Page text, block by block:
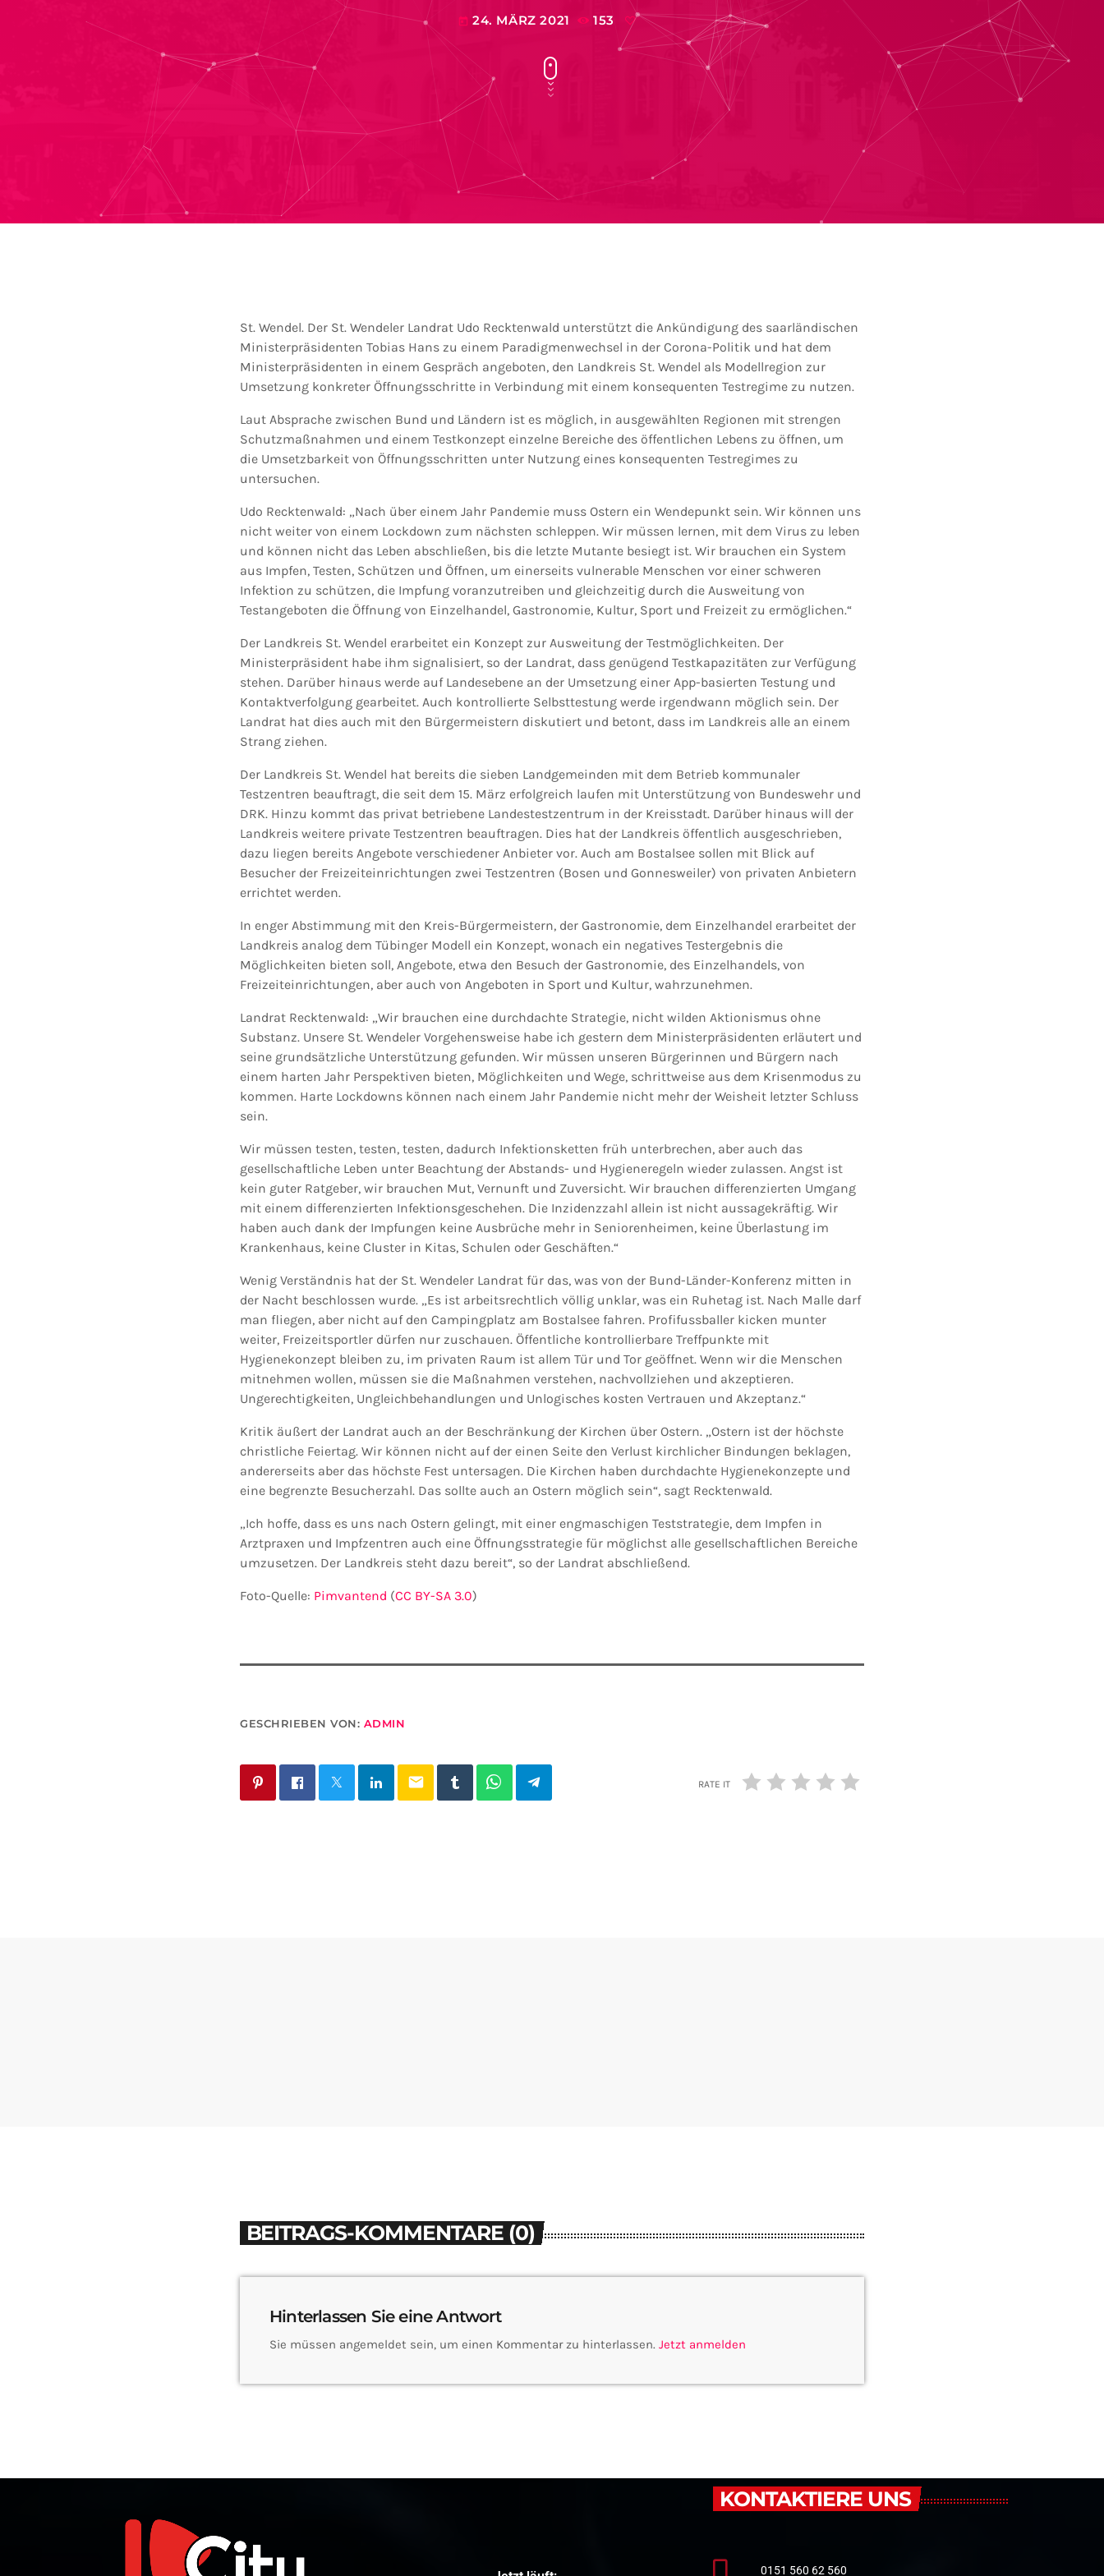
today 24. MÄRZ 2021 153
St. Wendel. Der St. Wendeler Landrat Udo Recktenwald unterstützt die Ankündigung des saarländischen
Ministerpräsidenten Tobias Hans zu einem Paradigmenwechsel in der Corona-Politik und hat dem
Ministerpräsidenten in einem Gespräch angeboten, den Landkreis St. Wendel als Modellregion zur
Umsetzung konkreter Öffnungsschritte in Verbindung mit einem konsequenten Testregime zu nutzen.
Laut Absprache zwischen Bund und Ländern ist es möglich, in ausgewählten Regionen mit strengen
Schutzmaßnahmen und einem Testkonzept einzelne Bereiche des öffentlichen Lebens zu öffnen, um
die Umsetzbarkeit von Öffnungsschritten unter Nutzung eines konsequenten Testregimes zu
untersuchen.
Udo Recktenwald: „Nach über einem Jahr Pandemie muss Ostern ein Wendepunkt sein. Wir können uns
nicht weiter von einem Lockdown zum nächsten schleppen. Wir müssen lernen, mit dem Virus zu leben
und können nicht das Leben abschließen, bis die letzte Mutante besiegt ist. Wir brauchen ein System
aus Impfen, Testen, Schützen und Öffnen, um einerseits vulnerable Menschen vor einer schweren
Infektion zu schützen, die Impfung voranzutreiben und gleichzeitig durch die Ausweitung von
Testangeboten die Öffnung von Einzelhandel, Gastronomie, Kultur, Sport und Freizeit zu ermöglichen.“
Der Landkreis St. Wendel erarbeitet ein Konzept zur Ausweitung der Testmöglichkeiten. Der
Ministerpräsident habe ihm signalisiert, so der Landrat, dass genügend Testkapazitäten zur Verfügung
stehen. Darüber hinaus werde auf Landesebene an der Umsetzung einer App-basierten Testung und
Kontaktverfolgung gearbeitet. Auch kontrollierte Selbsttestung werde irgendwann möglich sein. Der
Landrat hat dies auch mit den Bürgermeistern diskutiert und betont, dass im Landkreis alle an einem
Strang ziehen.
Der Landkreis St. Wendel hat bereits die sieben Landgemeinden mit dem Betrieb kommunaler
Testzentren beauftragt, die seit dem 15. März erfolgreich laufen mit Unterstützung von Bundeswehr und
DRK. Hinzu kommt das privat betriebene Landestestzentrum in der Kreisstadt. Darüber hinaus will der
Landkreis weitere private Testzentren beauftragen. Dies hat der Landkreis öffentlich ausgeschrieben,
dazu liegen bereits Angebote verschiedener Anbieter vor. Auch am Bostalsee sollen mit Blick auf
Besucher der Freizeiteinrichtungen zwei Testzentren (Bosen und Gonnesweiler) von privaten Anbietern
errichtet werden.
In enger Abstimmung mit den Kreis-Bürgermeistern, der Gastronomie, dem Einzelhandel erarbeitet der
Landkreis analog dem Tübinger Modell ein Konzept, wonach ein negatives Testergebnis die
Möglichkeiten bieten soll, Angebote, etwa den Besuch der Gastronomie, des Einzelhandels, von
Freizeiteinrichtungen, aber auch von Angeboten in Sport und Kultur, wahrzunehmen.
Landrat Recktenwald: „Wir brauchen eine durchdachte Strategie, nicht wilden Aktionismus ohne
Substanz. Unsere St. Wendeler Vorgehensweise habe ich gestern dem Ministerpräsidenten erläutert und
seine grundsätzliche Unterstützung gefunden. Wir müssen unseren Bürgerinnen und Bürgern nach
einem harten Jahr Perspektiven bieten, Möglichkeiten und Wege, schrittweise aus dem Krisenmodus zu
kommen. Harte Lockdowns können nach einem Jahr Pandemie nicht mehr der Weisheit letzter Schluss
sein.
Wir müssen testen, testen, testen, dadurch Infektionsketten früh unterbrechen, aber auch das
gesellschaftliche Leben unter Beachtung der Abstands- und Hygieneregeln wieder zulassen. Angst ist
kein guter Ratgeber, wir brauchen Mut, Vernunft und Zuversicht. Wir brauchen differenzierten Umgang
mit einem differenzierten Infektionsgeschehen. Die Inzidenzzahl allein ist nicht aussagekräftig. Wir
haben auch dank der Impfungen keine Ausbrüche mehr in Seniorenheimen, keine Überlastung im
Krankenhaus, keine Cluster in Kitas, Schulen oder Geschäften.“
Wenig Verständnis hat der St. Wendeler Landrat für das, was von der Bund-Länder-Konferenz mitten in
der Nacht beschlossen wurde. „Es ist arbeitsrechtlich völlig unklar, was ein Ruhetag ist. Nach Malle darf
man fliegen, aber nicht auf den Campingplatz am Bostalsee fahren. Profifussballer kicken munter
weiter, Freizeitsportler dürfen nur zuschauen. Öffentliche kontrollierbare Treffpunkte mit
Hygienekonzept bleiben zu, im privaten Raum ist allem Tür und Tor geöffnet. Wenn wir die Menschen
mitnehmen wollen, müssen sie die Maßnahmen verstehen, nachvollziehen und akzeptieren.
Ungerechtigkeiten, Ungleichbehandlungen und Unlogisches kosten Vertrauen und Akzeptanz.“
Kritik äußert der Landrat auch an der Beschränkung der Kirchen über Ostern. „Ostern ist der höchste
christliche Feiertag. Wir können nicht auf der einen Seite den Verlust kirchlicher Bindungen beklagen,
andererseits aber das höchste Fest untersagen. Die Kirchen haben durchdachte Hygienekonzepte und
eine begrenzte Besucherzahl. Das sollte auch an Ostern möglich sein“, sagt Recktenwald.
„Ich hoffe, dass es uns nach Ostern gelingt, mit einer engmaschigen Teststrategie, dem Impfen in
Arztpraxen und Impfzentren auch eine Öffnungsstrategie für möglichst alle gesellschaftlichen Bereiche
umzusetzen. Der Landkreis steht dazu bereit“, so der Landrat abschließend.
Foto-Quelle: Pimvantend (CC BY-SA 3.0)
GESCHRIEBEN VON: ADMIN
email RATE IT
BEITRAGS-KOMMENTARE (0)
Hinterlassen Sie eine Antwort
Sie müssen angemeldet sein, um einen Kommentar zu hinterlassen. Jetzt anmelden
KONTAKTIERE UNS
0151 560 62 560